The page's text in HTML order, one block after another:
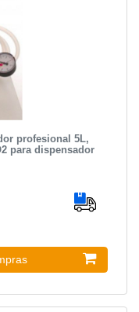
profesional 5L,
para dispensador